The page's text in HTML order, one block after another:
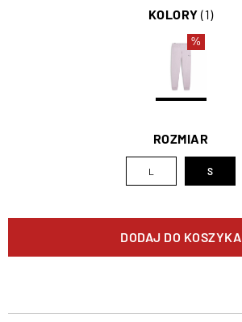
KOLORY (1)
%
ROZMIAR
L S
DODAJ DO KOSZYKA